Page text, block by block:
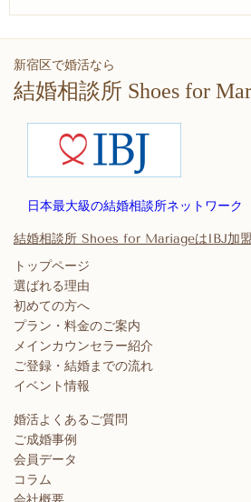
新宿区で婚活なら
結婚相談所 Shoes for
日本最大級の結婚相談所ネットワーク
結婚相談所 Shoes for MariageはIBJ加
トップページ
選ばれる理由
初めての方へ
プラン・料金のご案内
メインカウンセラー紹介
ご登録・結婚までの流れ
イベント情報
婚活よくあるご質問
ご成婚事例
会員データ
コラム
会社概要